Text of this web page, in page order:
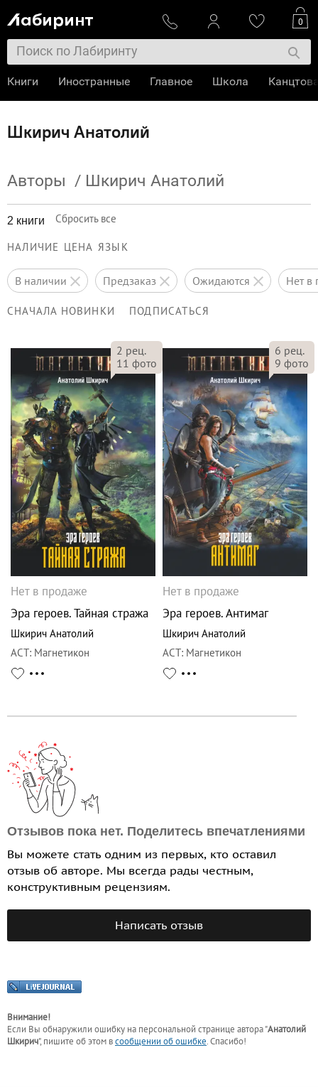
Шкирич Анатолий
Авторы / Шкирич Анатолий
2 книги Сбросить все
НАЛИЧИЕ ЦЕНА ЯЗЫК
в наличии предзаказ ожидаются нет
СНАЧАЛА НОВИНКИ ПОДПИСАТЬСЯ
2 рец.
11 фото
Нет в продаже
Эра героев. Тайная стража
Шкирич Анатолий
АСТ: Магнетикон
6 рец.
9 фото
Нет в продаже
Эра героев. Антимаг
Шкирич Анатолий
АСТ: Магнетикон
Отзывов пока нет. Поделитесь впечатлениями
Вы можете стать одним из первых, кто оставил
отзыв об авторе. Мы всегда рады честным,
конструктивным рецензиям.
Написать отзыв
Внимание!
Если Вы обнаружили ошибку на персональной странице автора "Анатолий
Шкирич", пишите об этом всообщении об ошибке. Спасибо!
0
Книги Иностранные Главное Школа